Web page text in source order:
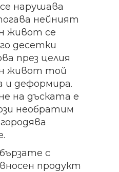
нарушава
нейният
живот се
десетки
през целия
живот той
и деформира.
на дъската е
необратим
с
продукт